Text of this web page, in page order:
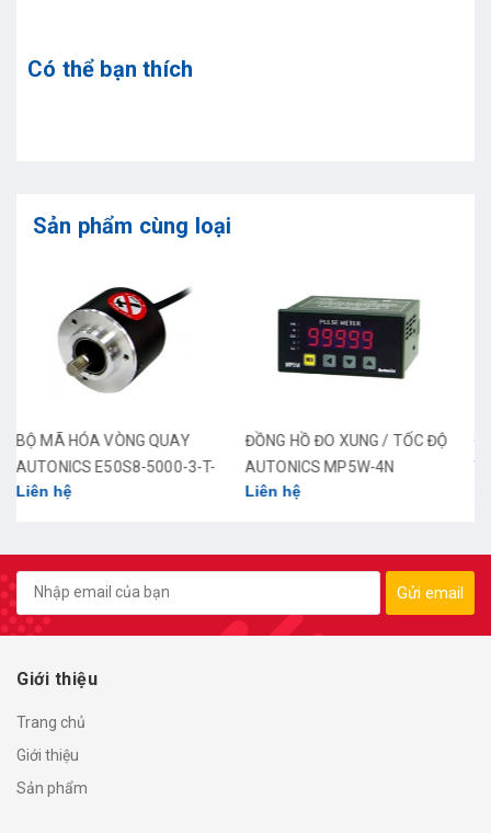
Có thể bạn thích
Sản phẩm cùng loại
ĐỒNG HỒ ĐO XUNG / TỐC ĐỘ
AUTONICS MP5W-4N
Liên hệ
ĐỒNG HỒ ĐO XUNG/TỐC ĐỘ/
VẬN TỐC AUTONICS MP5S-
4N
Liên hệ
Gửi email
Giới thiệu
Trang chủ
Giới thiệu
Sản phẩm